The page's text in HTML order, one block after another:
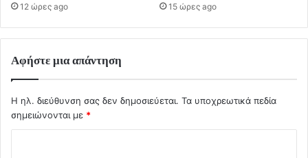
12 ώρες ago 15 ώρες ago
Αφήστε μια απάντηση
Η ηλ. διεύθυνση σας δεν δημοσιεύεται. Τα υποχρεωτικά πεδία
σημειώνονται με *